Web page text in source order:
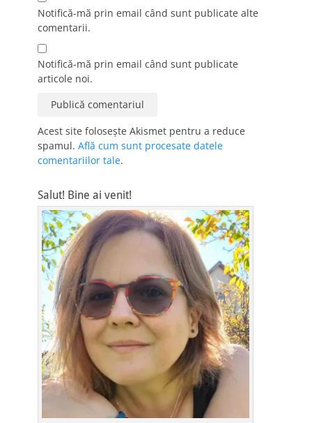
Notifică-mă prin email când sunt publicate alte
comentarii.
Notifică-mă prin email când sunt publicate
articole noi.
Acest site folosește Akismet pentru a reduce
spamul. Află cum sunt procesate datele
comentariilor tale.
Salut! Bine ai venit!